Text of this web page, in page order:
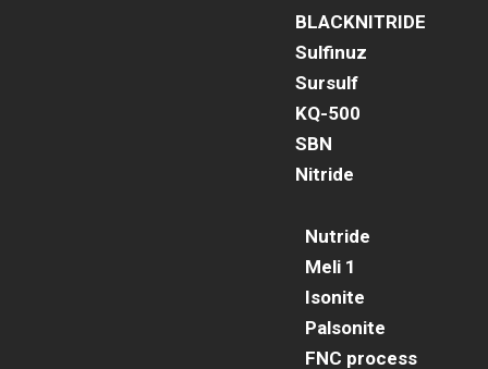
BLACKNITRIDE
Sulfinuz
Sursulf
KQ-500
SBN
Nitride
Nutride
Meli 1
Isonite
Palsonite
FNC process